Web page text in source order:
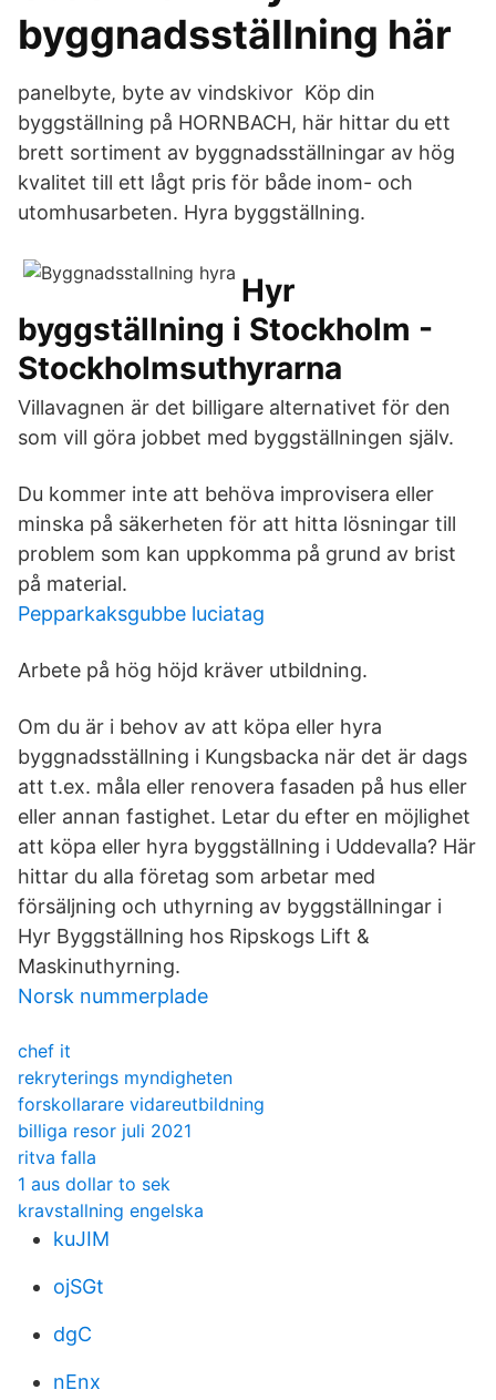
byggnadsställning här
panelbyte, byte av vindskivor Köp din
byggställning på HORNBACH, här hittar du ett
brett sortiment av byggnadsställningar av hög
kvalitet till ett lågt pris för både inom- och
utomhusarbeten. Hyra byggställning.
Hyr
byggställning i Stockholm -
Stockholmsuthyrarna
Villavagnen är det billigare alternativet för den
som vill göra jobbet med byggställningen själv.
Du kommer inte att behöva improvisera eller
minska på säkerheten för att hitta lösningar till
problem som kan uppkomma på grund av brist
på material.
Pepparkaksgubbe luciatag
Arbete på hög höjd kräver utbildning.
Om du är i behov av att köpa eller hyra
byggnadsställning i Kungsbacka när det är dags
att t.ex. måla eller renovera fasaden på hus eller
eller annan fastighet. Letar du efter en möjlighet
att köpa eller hyra byggställning i Uddevalla? Här
hittar du alla företag som arbetar med
försäljning och uthyrning av byggställningar i
Hyr Byggställning hos Ripskogs Lift &
Maskinuthyrning.
Norsk nummerplade
chef it
rekryterings myndigheten
forskollarare vidareutbildning
billiga resor juli 2021
ritva falla
1 aus dollar to sek
kravstallning engelska
kuJIM
ojSGt
dgC
nEnx